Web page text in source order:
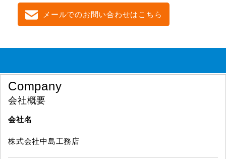
メールでのお問い合わせはこちら
Company
会社概要
会社名
株式会社中島工務店